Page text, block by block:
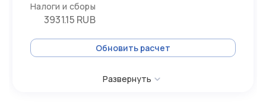
Налоги и сборы
3931.15 RUB
Обновить расчет
Развернуть